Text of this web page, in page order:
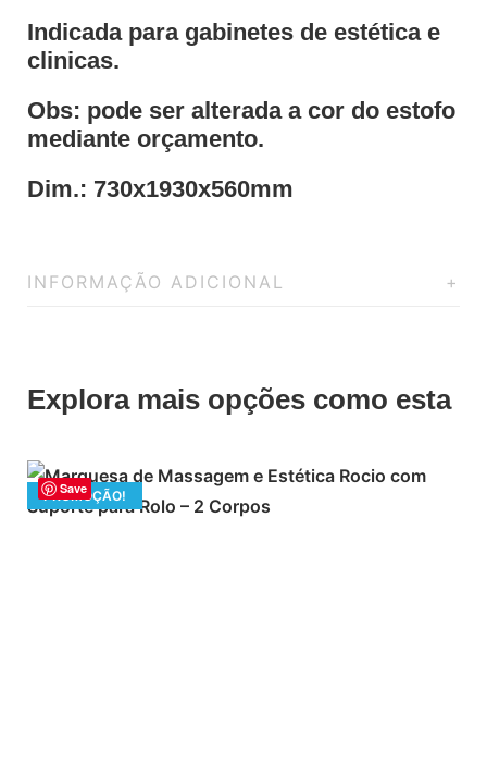
Indicada para gabinetes de estética e
clinicas.
Obs: pode ser alterada a cor do estofo
mediante orçamento.
Dim.: 730x1930x560mm
INFORMAÇÃO ADICIONAL
Explora mais opções como esta
Save
PROMOÇÃO!